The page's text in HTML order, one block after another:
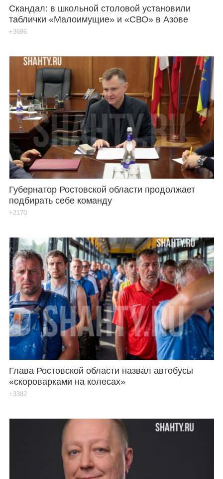
Скандал: в школьной столовой установили
таблички «Малоимущие» и «СВО» в Азове
+3696
Губернатор Ростовской области продолжает
подбирать себе команду
+2170
Глава Ростовской области назвал автобусы
«скороварками на колесах»
+3382